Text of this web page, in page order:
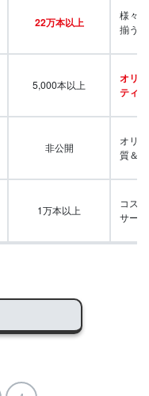
22万本以上
様々
揃う
5,000本以上
オリ
ティ
非公開
オリ
質＆
1万本以上
コス
サー